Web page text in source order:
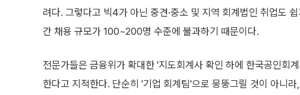
려다. 그렇다고 빅4가 아닌 중견·중소 및 지역 회계법인 취업도
간 채용 규모가 100~200명 수준에 불과하기 때문이다.
전문가들은 금융위가 확대한 '지도회계사 확인 하에 한국공인회
한다고 지적한다. 단순히 '기업 회계팀'으로 뭉뚱그릴 것이 아니